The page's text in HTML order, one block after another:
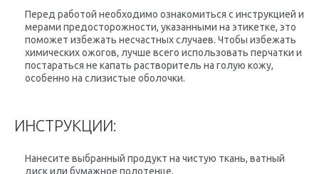
Перед работой необходимо ознакомиться с инструкцией и
мерами предосторожности, указанными на этикетке, это
поможет избежать несчастных случаев. Чтобы избежать
химических ожогов, лучше всего использовать перчатки и
постараться не капать растворитель на голую кожу,
особенно на слизистые оболочки.
ИНСТРУКЦИИ:
Нанесите выбранный продукт на чистую ткань, ватный
диск или бумажное полотенце.